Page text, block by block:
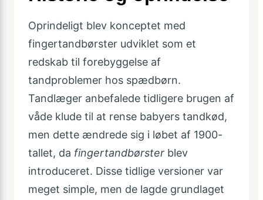
Oprindeligt blev konceptet med
fingertandbørster udviklet som et
redskab til forebyggelse af
tandproblemer hos spædbørn.
Tandlæger anbefalede tidligere brugen af
våde klude til at rense babyers tandkød,
men dette ændrede sig i løbet af 1900-
tallet, da fingertandbørster blev
introduceret. Disse tidlige versioner var
meget simple, men de lagde grundlaget